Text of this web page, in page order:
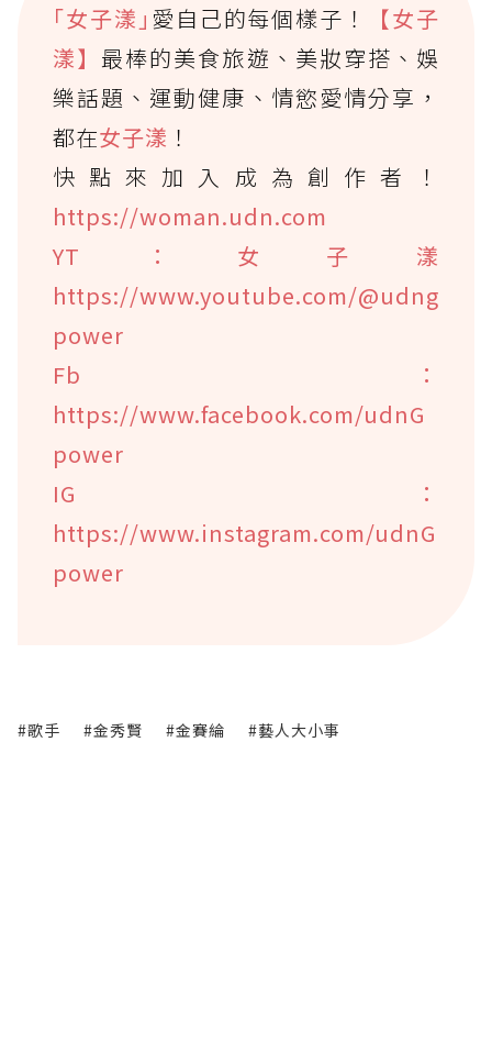
｢女子漾｣ 愛自己的每個樣子！
【女子
漾】 最棒的美食旅遊、美妝穿搭、娛
樂話題、運動健康、情慾愛情分享，
都在女子漾 ！
快點來加入成為創作者！
https://woman.udn.com
YT：女子漾
https://www.youtube.com/@udng
power
Fb：
https://www.facebook.com/udnG
power
IG：
https://www.instagram.com/udnG
power
#歌手 #金秀賢 #金賽綸 #藝人大小事